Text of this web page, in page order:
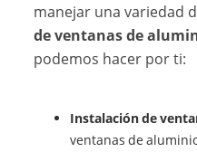
manejar una variedad
de ventanas de
podemos hacer por ti:
Instalación de
ventanas de